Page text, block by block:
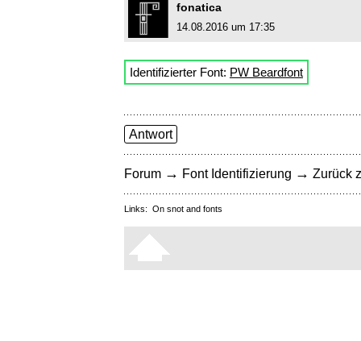
fonatica
14.08.2016 um 17:35
Identifizierter Font: PW Beardfont
Antwort
Forum → Font Identifizierung → Zurück
Links: On snot and fonts